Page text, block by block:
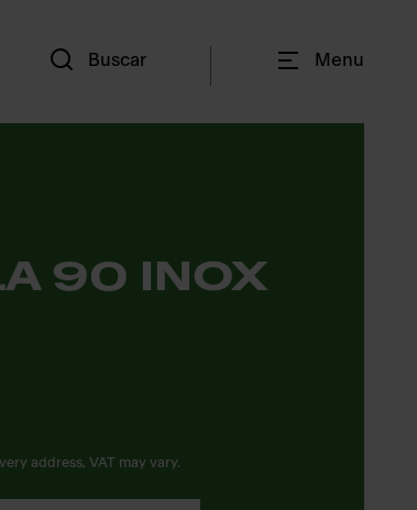
Buscar Menu
90 INOX
address, VAT may vary.